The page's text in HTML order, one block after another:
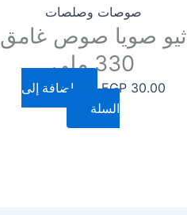
صوصات وصلصات
ثيو صويا صوص غامق
330 ملي
EGP30.00
إضافة إلى
السلة